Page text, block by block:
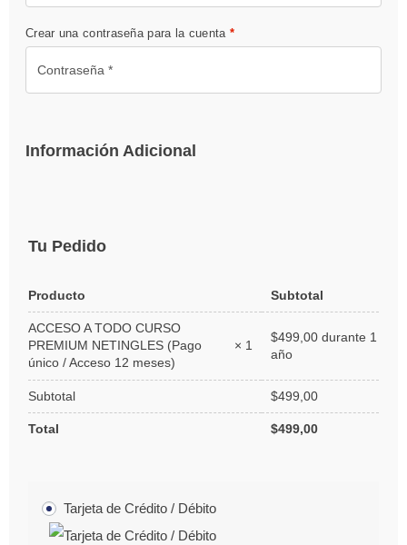
Crear una contraseña para la cuenta *
Información Adicional
Tu Pedido
Producto Subtotal
ACCESO A TODO CURSO
PREMIUM NETINGLES (Pago
único / Acceso 12 meses)
× 1
$499,00 durante 1
año
Subtotal $499,00
Total $499,00
Tarjeta de Crédito / Débito